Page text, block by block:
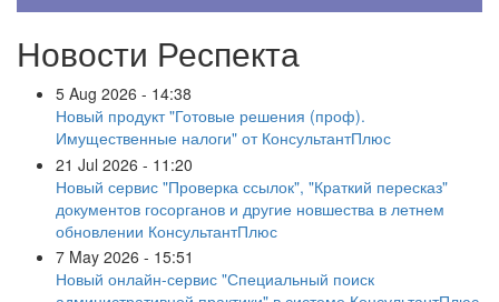
Новости Респекта
5 Aug 2026 - 14:38
Новый продукт "Готовые решения (проф).
Имущественные налоги" от КонсультантПлюс
21 Jul 2026 - 11:20
Новый сервис "Проверка ссылок", "Краткий пересказ"
документов госорганов и другие новшества в летнем
обновлении КонсультантПлюс
7 May 2026 - 15:51
Новый онлайн-сервис "Специальный поиск